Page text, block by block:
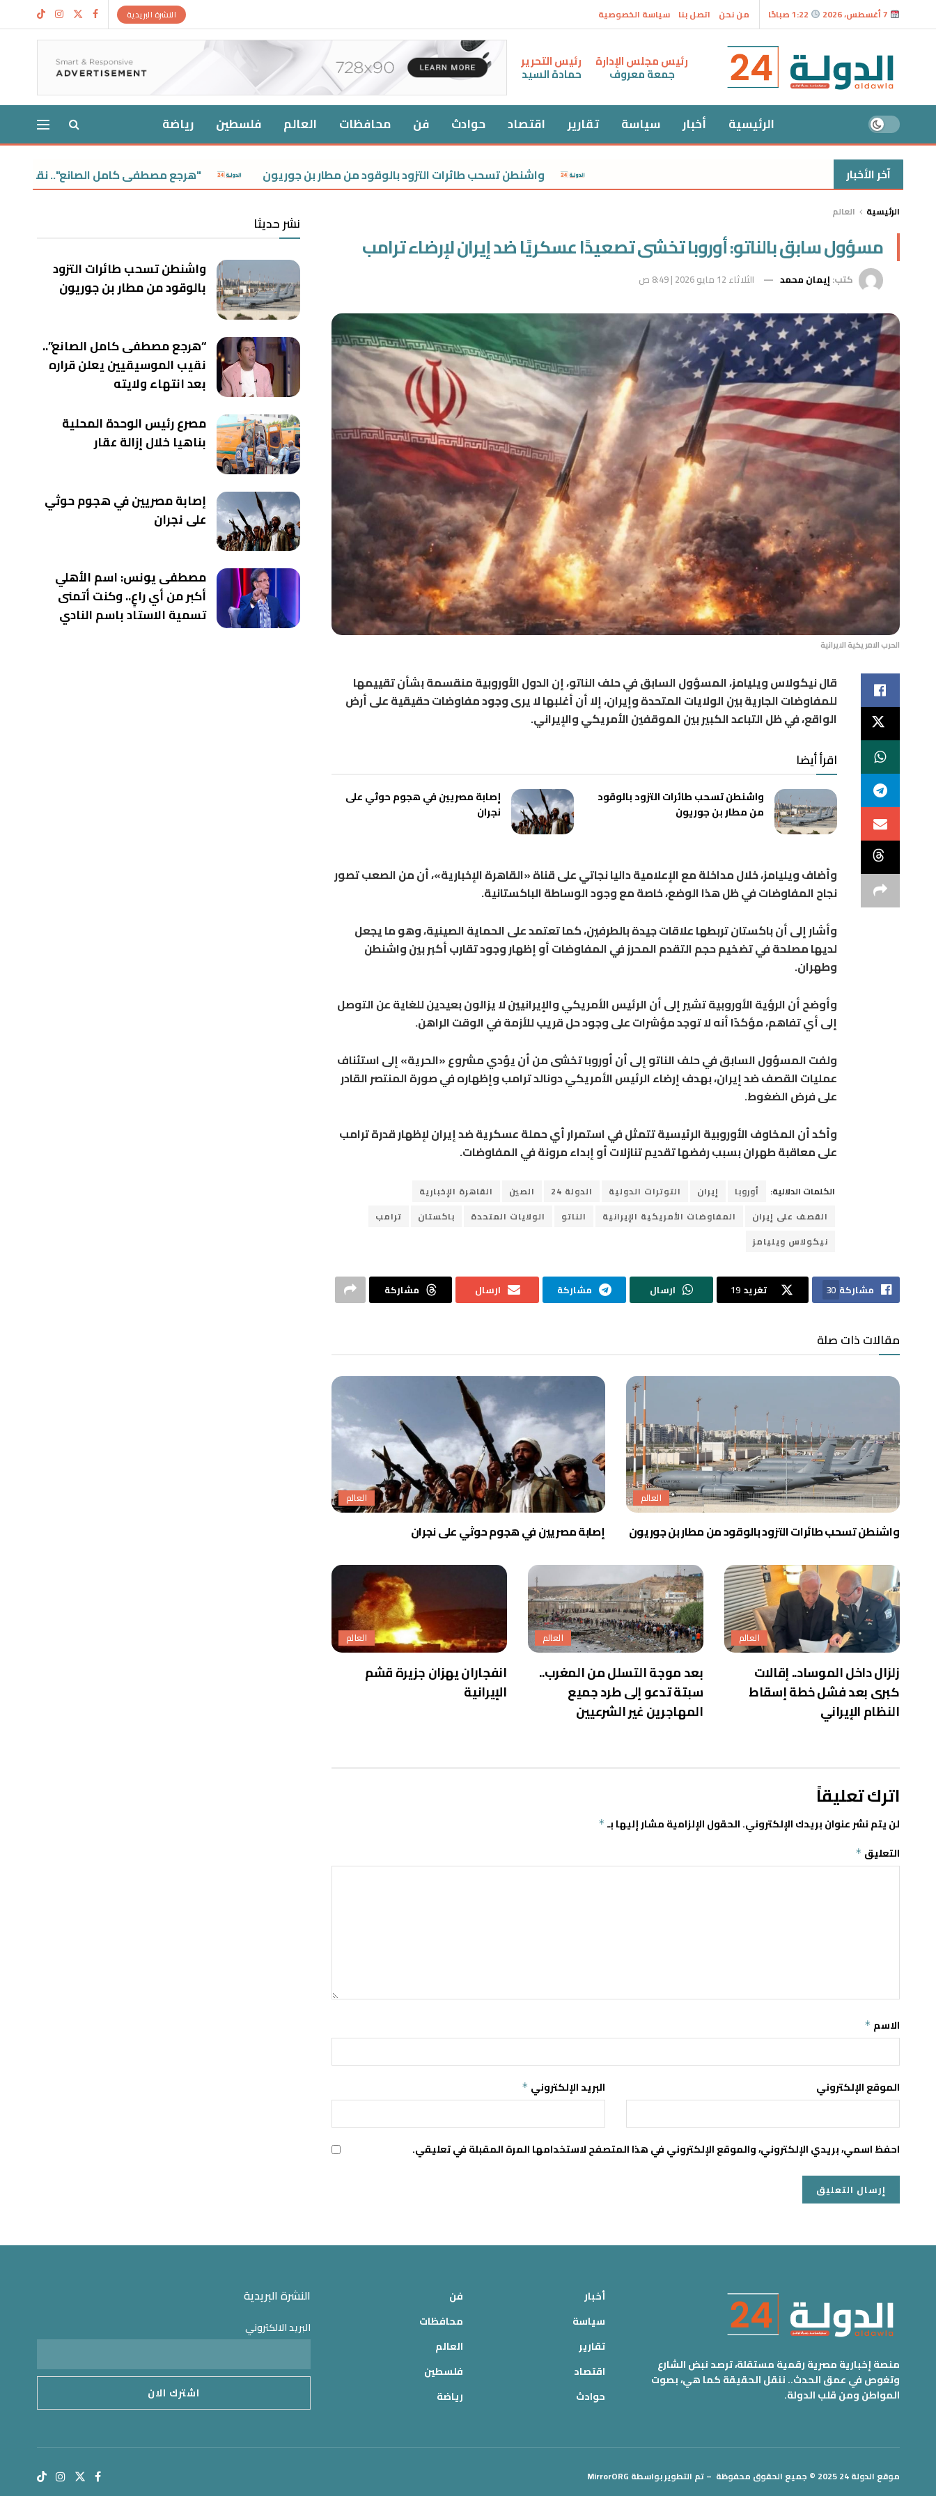
من نحن اتصل بنا سياسة الخصوصية النشرة البريدية
رئيس مجلس الإدارة
جمعة معروف
رئيس التحرير
حمادة السيد
الرئيسية أخبار سياسة تقارير اقتصاد حوادث فن محافظات العالم فلسطين رياضة
آخر الأخبار واشنطن تسحب طائرات التزود بالوقود من مطار بن جوريون "هرجع مصطفى كامل الصانع".. نقيب الموسيقيين
الرئيسية العالم
مسؤول سابق بالناتو: أوروبا تخشى تصعيدًا عسكريًا ضد إيران لإرضاء ترامب
كتب: إيمان محمد الثلاثاء 12 مايو 2026 | 8:49 ص
الحرب الامريكية الايرانية
قال نيكولاس ويليامز، المسؤول السابق في حلف الناتو، إن الدول الأوروبية منقسمة بشأن تقييمها
للمفاوضات الجارية بين الولايات المتحدة وإيران، إلا أن أغلبها لا يرى وجود مفاوضات حقيقية على أرض
الواقع، في ظل التباعد الكبير بين الموقفين الأمريكي والإيراني.
اقرأ أيضا
واشنطن تسحب طائرات التزود بالوقود
من مطار بن جوريون
إصابة مصريين في هجوم حوثي على
نجران
وأضاف ويليامز، خلال مداخلة مع الإعلامية داليا نجاتي على قناة «القاهرة الإخبارية»، أن من الصعب تصور
نجاح المفاوضات في ظل هذا الوضع، خاصة مع وجود الوساطة الباكستانية.
وأشار إلى أن باكستان تربطها علاقات جيدة بالطرفين، كما تعتمد على الحماية الصينية، وهو ما يجعل
لديها مصلحة في تضخيم حجم التقدم المحرز في المفاوضات أو إظهار وجود تقارب أكبر بين واشنطن
وطهران.
وأوضح أن الرؤية الأوروبية تشير إلى أن الرئيس الأمريكي والإيرانيين لا يزالون بعيدين للغاية عن التوصل
إلى أي تفاهم، مؤكدًا أنه لا توجد مؤشرات على وجود حل قريب للأزمة في الوقت الراهن.
ولفت المسؤول السابق في حلف الناتو إلى أن أوروبا تخشى من أن يؤدي مشروع «الحرية» إلى استئناف
عمليات القصف ضد إيران، بهدف إرضاء الرئيس الأمريكي دونالد ترامب وإظهاره في صورة المنتصر القادر
على فرض الضغوط.
وأكد أن المخاوف الأوروبية الرئيسية تتمثل في استمرار أي حملة عسكرية ضد إيران لإظهار قدرة ترامب
على معاقبة طهران بسبب رفضها تقديم تنازلات أو إبداء مرونة في المفاوضات.
الكلمات الدلالية: أوروبا إيران التوترات الدولية الدولة 24 الصين
القاهرة الإخبارية
القصف على إيران
المفاوضات الأمريكية الإيرانية الناتو الولايات المتحدة باكستان
ترامب
نيكولاس ويليامز
مشاركة 30 تغريد 19 ارسال مشاركة ارسال مشاركة
مقالات ذات صلة
العالم
واشنطن تسحب طائرات التزود بالوقود من مطار بن جوريون
العالم
إصابة مصريين في هجوم حوثي على نجران
العالم
زلزال داخل الموساد.. إقالات
كبرى بعد فشل خطة إسقاط
النظام الإيراني
العالم
بعد موجة التسلل من المغرب..
سبتة تدعو إلى طرد جميع
المهاجرين غير الشرعيين
العالم
انفجاران يهزان جزيرة قشم
الإيرانية
اترك تعليقاً
لن يتم نشر عنوان بريدك الإلكتروني.الحقول الإلزامية مشار إليها بـ *
التعليق *
الاسم *
البريد الإلكتروني * الموقع الإلكتروني
احفظ اسمي، بريدي الإلكتروني، والموقع الإلكتروني في هذا المتصفح لاستخدامها المرة المقبلة في تعليقي.
نشر حديثا
واشنطن تسحب طائرات التزود
بالوقود من مطار بن جوريون
“هرجع مصطفى كامل الصانع”..
نقيب الموسيقيين يعلن قراره
بعد انتهاء ولايته
مصرع رئيس الوحدة المحلية
بناهيا خلال إزالة عقار
إصابة مصريين في هجوم حوثي
على نجران
مصطفى يونس: اسم الأهلي
أكبر من أي راعٍ.. وكنت أتمنى
تسمية الاستاد باسم النادي
منصة إخبارية مصرية رقمية مستقلة، ترصد نبض الشارع
وتغوص في عمق الحدث.. ننقل الحقيقة كما هي، بصوت
المواطن ومن قلب الدولة.
أخبار
سياسة
تقارير
اقتصاد
حوادث
فن
محافظات
العالم
فلسطين
رياضة
النشرة البريدية
البريد الالكتروني
موقع الدولة 24 2025 © جميع الحقوق محفوظة – تم التطوير بواسطة MirrorORG